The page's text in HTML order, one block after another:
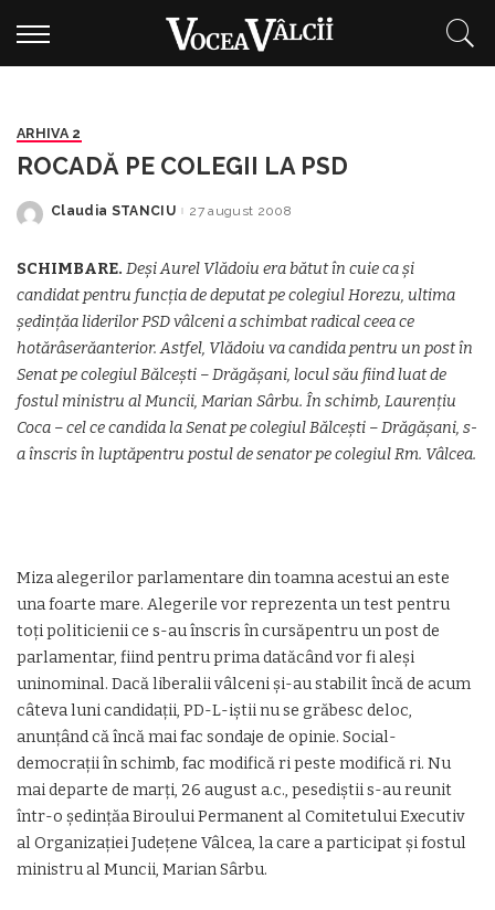
ARHIVA 2
ROCADĂ PE COLEGII LA PSD
Posted
Claudia STANCIU 27 august 2008
SCHIMBARE. Deși Aurel Vlădoiu era bătut în cuie ca și
candidat pentru funcția de deputat pe colegiul Horezu, ultima
ședințăa liderilor PSD vâlceni a schimbat radical ceea ce
hotărâserăanterior. Astfel, Vlădoiu va candida pentru un post în
Senat pe colegiul Bălcești – Drăgășani, locul său fiind luat de
fostul ministru al Muncii, Marian Sârbu. În schimb, Laurențiu
Coca – cel ce candida la Senat pe colegiul Bălcești – Drăgășani, s-
a înscris în luptăpentru postul de senator pe colegiul Rm. Vâlcea.
Miza alegerilor parlamentare din toamna acestui an este
una foarte mare. Alegerile vor reprezenta un test pentru
toți politicienii ce s-au înscris în cursăpentru un post de
parlamentar, fiind pentru prima datăcând vor fi aleși
uninominal. Dacă liberalii vâlceni și-au stabilit încă de acum
câteva luni candidații, PD-L-iștii nu se grăbesc deloc,
anunțând că încă mai fac sondaje de opinie. Social-
democrații în schimb, fac modifică ri peste modifică ri. Nu
mai departe de marți, 26 august a.c., pesediștii s-au reunit
într-o ședințăa Biroului Permanent al Comitetului Executiv
al Organizației Județene Vâlcea, la care a participat și fostul
ministru al Muncii, Marian Sârbu.